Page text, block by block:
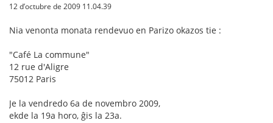
12 d’octubre de 2009 11.04.39
Nia venonta monata rendevuo en Parizo okazos tie :
"Café La commune"
12 rue d'Aligre
75012 Paris
Je la vendredo 6a de novembro 2009,
ekde la 19a horo, ĝis la 23a.